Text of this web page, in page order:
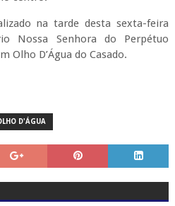
na tarde desta sexta-feira
Nossa Senhora do Perpétuo
Olho D’Água do Casado.
D'ÁGUA